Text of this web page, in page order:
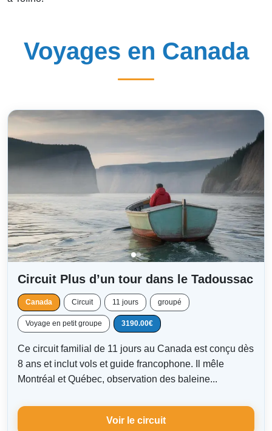
Voyages en Canada
Circuit Plus d’un tour dans le Tadoussac
Canada Circuit 11 jours groupé
Voyage en petit groupe 3190.00€
Ce circuit familial de 11 jours au Canada est conçu dès
8 ans et inclut vols et guide francophone. Il mêle
Montréal et Québec, observation des baleine...
Voir le circuit